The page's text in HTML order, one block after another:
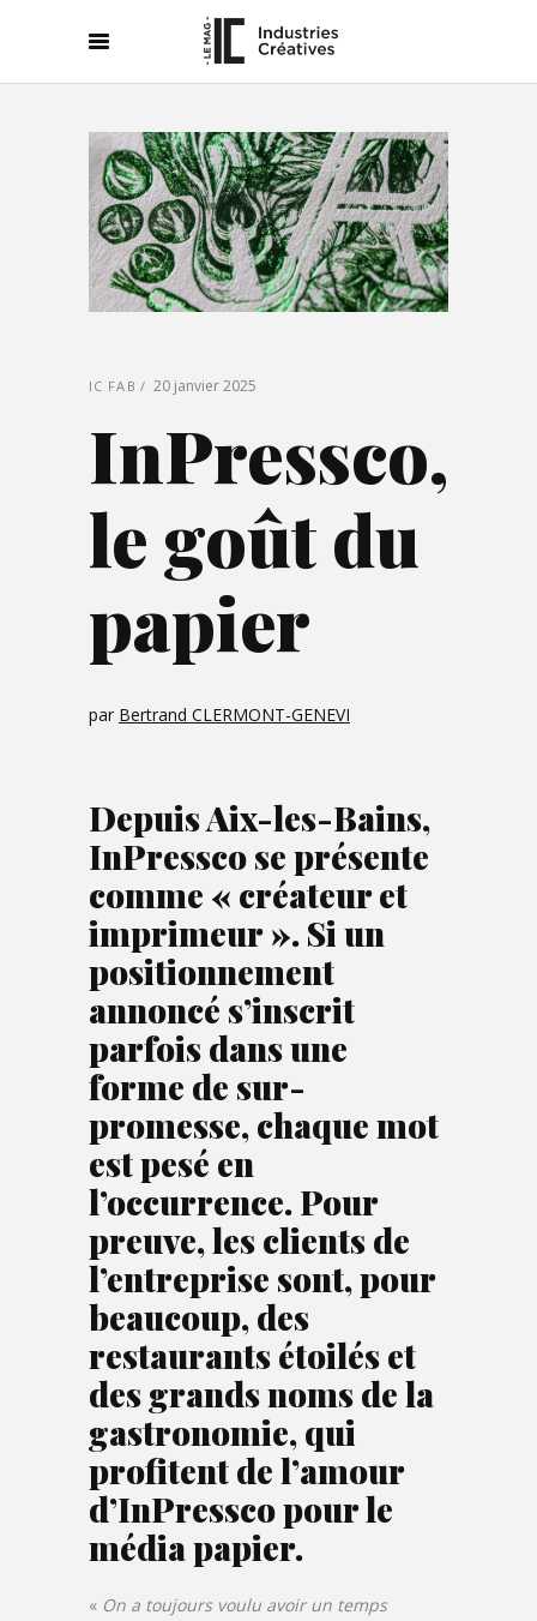
IC FAB 20 janvier 2025
InPressco,
le goût du
papier
par Bertrand CLERMONT-GENEVI
Depuis Aix-les-Bains,
InPressco se présente
comme « créateur et
imprimeur ». Si un
positionnement
annoncé s’inscrit
parfois dans une
forme de sur-
promesse, chaque mot
est pesé en
l’occurrence. Pour
preuve, les clients de
l’entreprise sont, pour
beaucoup, des
restaurants étoilés et
des grands noms de la
gastronomie, qui
profitent de l’amour
d’InPressco pour le
média papier.
« On a toujours voulu avoir un temps